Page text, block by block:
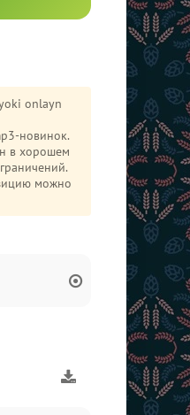
onlayn
новинок.
в хорошем
можно